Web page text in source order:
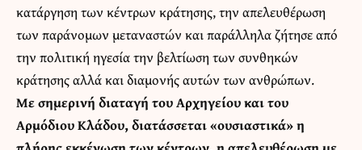
κατάργηση των κέντρων κράτησης, την απελευθέρωση
των παράνομων μεταναστών και παράλληλα ζήτησε από
την πολιτική ηγεσία την βελτίωση των συνθηκών
κράτησης αλλά και διαμονής αυτών των ανθρώπων.
Με σημερινή διαταγή του Αρχηγείου και του
Αρμόδιου Κλάδου, διατάσσεται «ουσιαστικά» η